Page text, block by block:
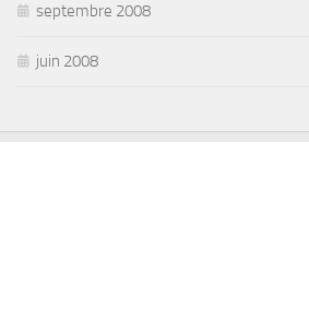
septembre 2008
juin 2008